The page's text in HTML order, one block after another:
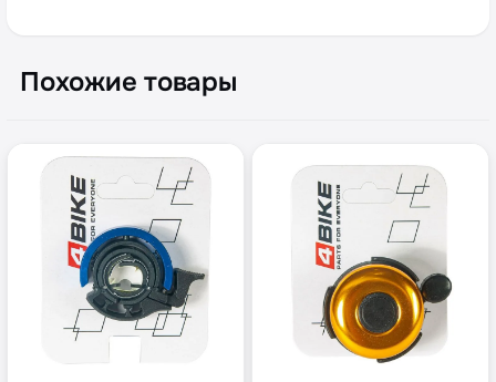
Похожие товары